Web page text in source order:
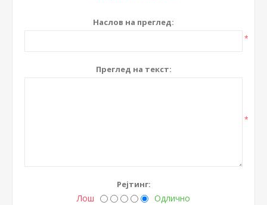
Наслов на преглед:
*
Преглед на текст:
*
Рејтинг:
Лош Одлично